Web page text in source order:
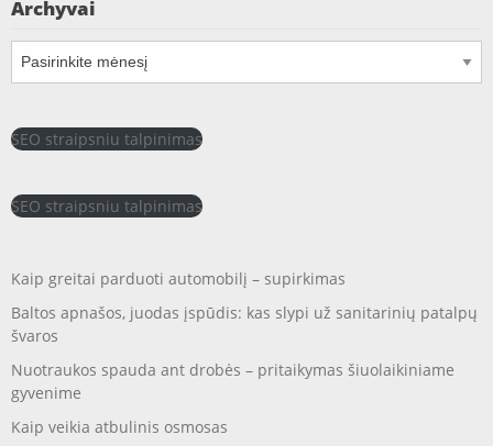
Archyvai
Archyvai
SEO straipsniu talpinimas
SEO straipsniu talpinimas
Kaip greitai parduoti automobilį – supirkimas
Baltos apnašos, juodas įspūdis: kas slypi už sanitarinių patalpų
švaros
Nuotraukos spauda ant drobės – pritaikymas šiuolaikiniame
gyvenime
Kaip veikia atbulinis osmosas